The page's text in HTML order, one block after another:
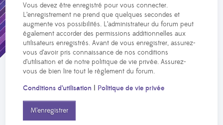
Vous devez être enregistré pour vous connecter.
L’enregistrement ne prend que quelques secondes et
augmente vos possibilités. L’administrateur du forum peut
également accorder des permissions additionnelles aux
utilisateurs enregistrés. Avant de vous enregistrer, assurez-
vous d’avoir pris connaissance de nos conditions
d’utilisation et de notre politique de vie privée. Assurez-
vous de bien lire tout le règlement du forum.
Conditions d’utilisation | Politique de vie privée
M’enregistrer